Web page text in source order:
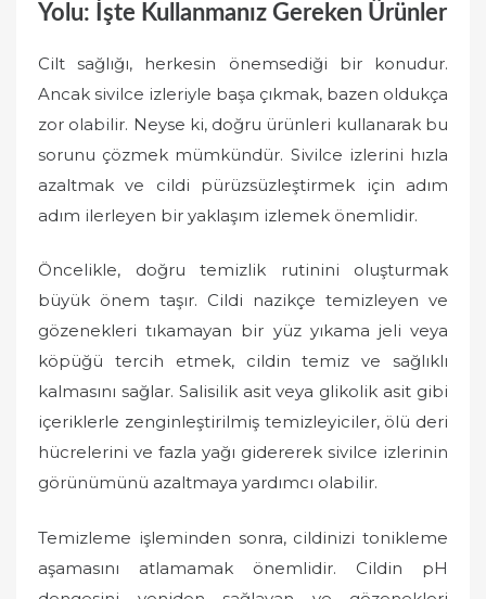
Yolu: İşte Kullanmanız Gereken Ürünler
Cilt sağlığı, herkesin önemsediği bir konudur.
Ancak sivilce izleriyle başa çıkmak, bazen oldukça
zor olabilir. Neyse ki, doğru ürünleri kullanarak bu
sorunu çözmek mümkündür. Sivilce izlerini hızla
azaltmak ve cildi pürüzsüzleştirmek için adım
adım ilerleyen bir yaklaşım izlemek önemlidir.
Öncelikle, doğru temizlik rutinini oluşturmak
büyük önem taşır. Cildi nazikçe temizleyen ve
gözenekleri tıkamayan bir yüz yıkama jeli veya
köpüğü tercih etmek, cildin temiz ve sağlıklı
kalmasını sağlar. Salisilik asit veya glikolik asit gibi
içeriklerle zenginleştirilmiş temizleyiciler, ölü deri
hücrelerini ve fazla yağı gidererek sivilce izlerinin
görünümünü azaltmaya yardımcı olabilir.
Temizleme işleminden sonra, cildinizi tonikleme
aşamasını atlamamak önemlidir. Cildin pH